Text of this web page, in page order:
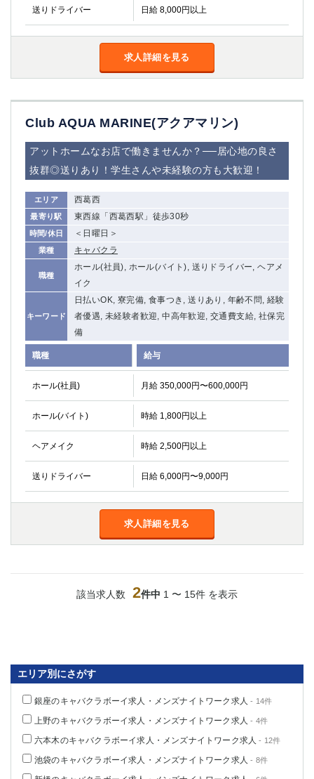
送りドライバー 日給 8,000円以上
求人詳細を見る
Club AQUA MARINE(アクアマリン)
アットホームなお店で働きませんか？──居心地の良さ
抜群◎送りあり！学生さんや未経験の方も大歓迎！
エリア 西葛西
最寄り駅 東西線「西葛西駅」徒歩30秒
時間/休日 ＜日曜日＞
業種 キャバクラ
職種
ホール(社員), ホール(バイト), 送りドライバー, ヘアメ
イク
キーワード
日払いOK, 寮完備, 食事つき, 送りあり, 年齢不問, 経験
者優遇, 未経験者歓迎, 中高年歓迎, 交通費支給, 社保完
備
職種 給与
ホール(社員) 月給 350,000円〜600,000円
ホール(バイト) 時給 1,800円以上
ヘアメイク 時給 2,500円以上
送りドライバー 日給 6,000円〜9,000円
求人詳細を見る
該当求人数 2件中 1 〜 15件 を表示
エリア別にさがす
銀座のキャバクラボーイ求人・メンズナイトワーク求人 - 14件
上野のキャバクラボーイ求人・メンズナイトワーク求人 - 4件
六本木のキャバクラボーイ求人・メンズナイトワーク求人 - 12件
池袋のキャバクラボーイ求人・メンズナイトワーク求人 - 8件
金町
大井町
大泉学園
下赤塚
三鷹
水道橋
荻窪
浅草
久米川
市川
西麻布
五井
神奈川県
関内
川崎
本厚木
藤沢
武蔵小杉
橋本
小田原
横浜・桜木町
関内・馬車道・日ノ出町
茅ヶ崎
戸塚
たまプラーザ
大船
相模原
厚木
横須賀
桜木町
埼玉県
大宮
南越谷
志木
川越
南浦和
熊谷
獨協大学前＜草加松原＞ 北浦和（西口）
西船橋
柏（西口）
八千代台
本八幡
東金
浦安